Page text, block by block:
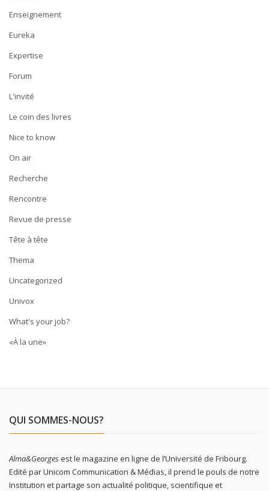
Enseignement
Eureka
Expertise
Forum
L'invité
Le coin des livres
Nice to know
On air
Recherche
Rencontre
Revue de presse
Tête à tête
Thema
Uncategorized
Univox
What's your job?
«À la une»
QUI SOMMES-NOUS?
Alma&Georgesest le magazine en ligne de l’Université de Fribourg.
Edité par Unicom Communication & Médias, il prend le pouls de notre
Institution et partage son actualité politique, scientifique et